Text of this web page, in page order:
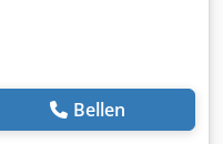
Bellen